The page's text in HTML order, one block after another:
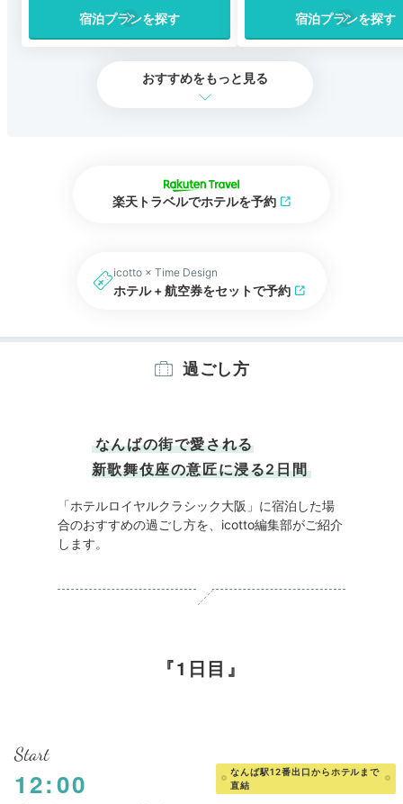
宿泊プランを探す 宿泊プランを探す
おすすめをもっと見る
楽天トラベルでホテルを予約
icotto × Time Design
ホテル + 航空券をセットで予約
過ごし方
なんばの街で愛される
新歌舞伎座の意匠に浸る2日間
「ホテルロイヤルクラシック大阪」に宿泊した場
合のおすすめの過ごし方を、icotto編集部がご紹介
します。
1日目
Start
12:00
なんば駅12番出口からホテルまで
直結